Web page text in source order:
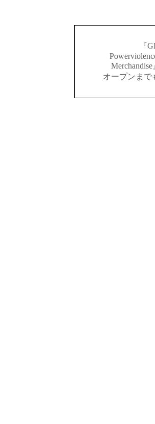
『
オープンまで